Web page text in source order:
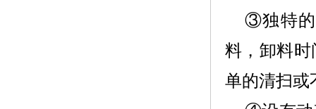
③独特的
料，卸料
单的清扫或